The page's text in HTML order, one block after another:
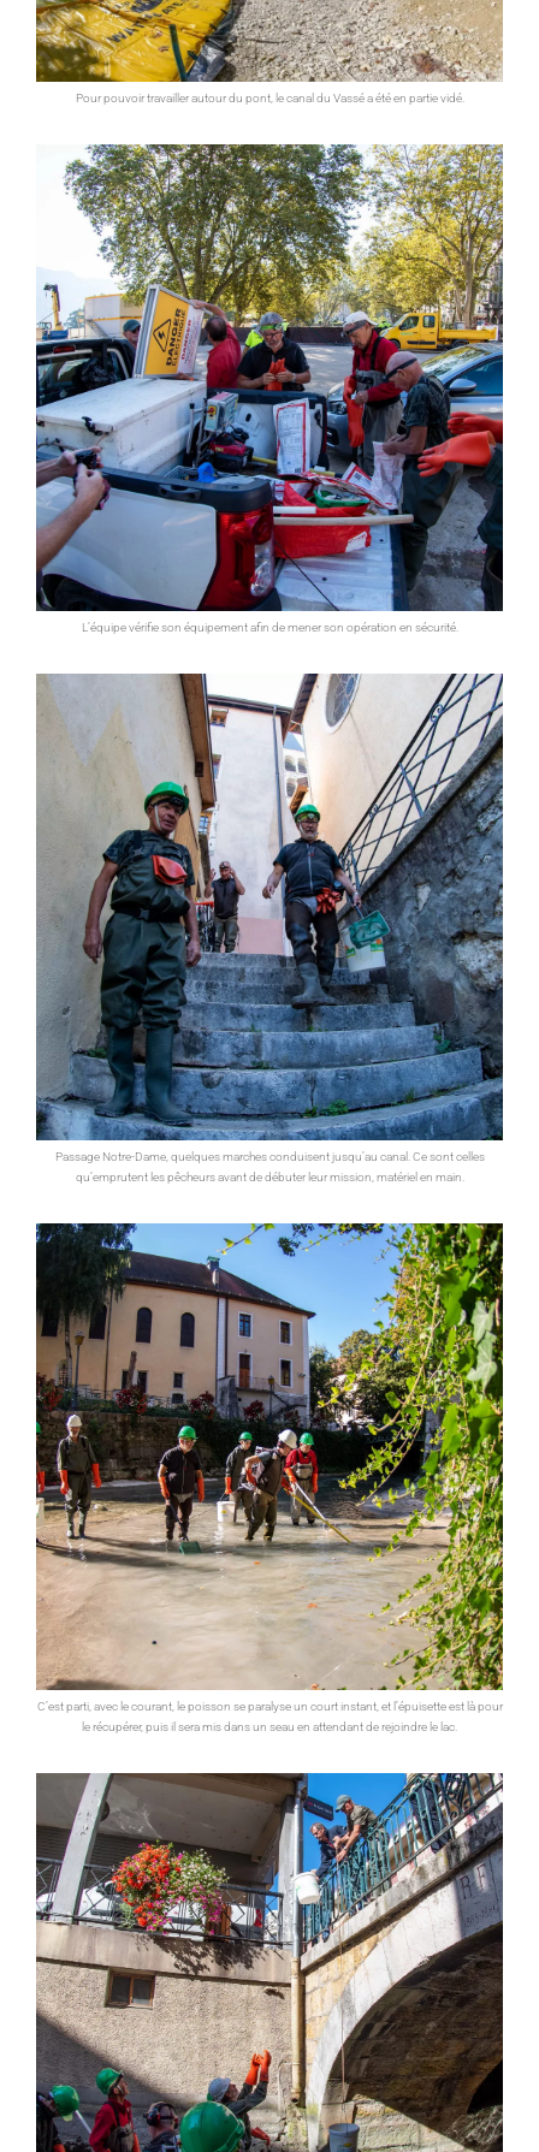
Pour pouvoir travailler autour du pont, le canal du Vassé a été en partie vidé.
L’équipe vérifie son équipement afin de mener son opération en sécurité.
Passage Notre-Dame, quelques marches conduisent jusqu’au canal. Ce sont celles
qu’emprutent les pêcheurs avant de débuter leur mission, matériel en main.
C’est parti, avec le courant, le poisson se paralyse un court instant, et l’épuisette est là pour
le récupérer, puis il sera mis dans un seau en attendant de rejoindre le lac.